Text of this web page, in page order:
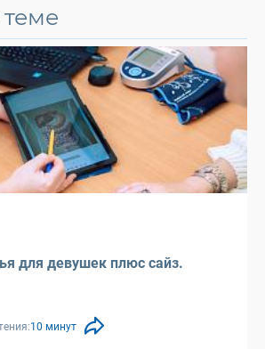
теме
для девушек плюс сайз.
10 минут